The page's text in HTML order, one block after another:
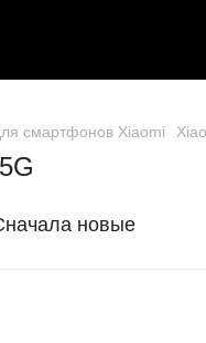
смартфонов Xiaomi
новые